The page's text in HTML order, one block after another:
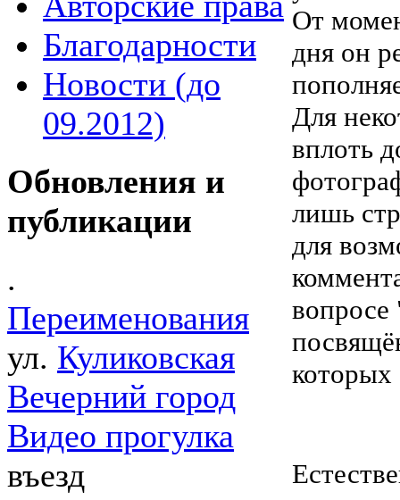
Благодарности
Новости (до
09.2012)
Обновления и
публикации
.
Переименования
ул. Куликовская
Вечерний город
Видео прогулка
въезд
От
дня он
Для
вплоть
лишь
для
вопросе
которых